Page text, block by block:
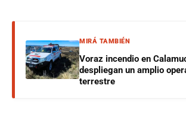
MIRÁ TAMBIÉN
Voraz incendio en
despliegan un amplio
terrestre